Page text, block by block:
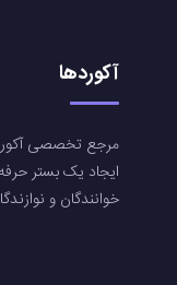
آکوردها
مرجع تخصصی
ایجاد یک بستر
خوانندگان و